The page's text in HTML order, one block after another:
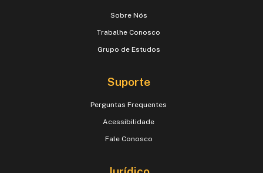
Sobre Nós
Trabalhe Conosco
Grupo de Estudos
Suporte
Perguntas Frequentes
Acessibilidade
Fale Conosco